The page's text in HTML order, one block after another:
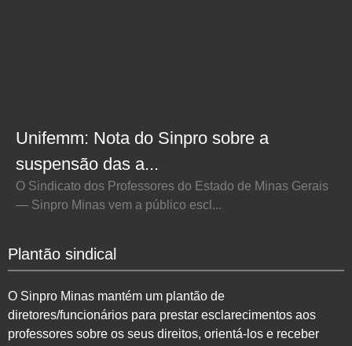
Unifemm: Nota do Sinpro sobre a
suspensão das a...
O Sindicato dos Professores do Estado de Minas Gerais
— Sinpro Minas vem a público escl...
Plantão sindical
O Sinpro Minas mantém um plantão de
diretores/funcionários para prestar esclarecimentos aos
professores sobre os seus direitos, orientá-los e receber